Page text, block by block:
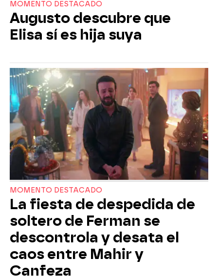
MOMENTO DESTACADO
Augusto descubre que
Elisa sí es hija suya
MOMENTO DESTACADO
La fiesta de despedida de
soltero de Ferman se
descontrola y desata el
caos entre Mahir y
Canfeza